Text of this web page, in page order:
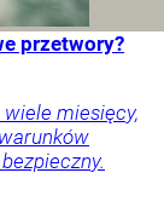
przetwory?
miesięcy,